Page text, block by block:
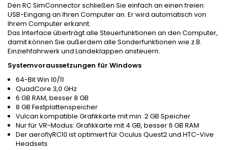
Den RC SimConnector schließen Sie einfach an einen freien
USB-Eingang an Ihren Computer an. Er wird automatisch von
Ihrem Computer erkannt.
Das Interface überträgt alle Steuerfunktionen an den Computer,
damit können Sie außerdem alle Sonderfunktionen wie z.B.
Einziehfahrwerk und Landeklappen ansteuern.
Systemvoraussetzungen für Windows
64-Bit Win 10/11
QuadCore 3,0 GHz
6 GB RAM, besser 8 GB
8 GB Festplattenspeicher
Vulcan kompatible Grafikkarte mit min. 2 GB Speicher
Nur für VR-Modus: Grafikkarte mit 4 GB, besser 6 GB RAM
Der aeroflyRC10 ist optimiert für Oculus Quest2 und HTC-Vive
Headsets